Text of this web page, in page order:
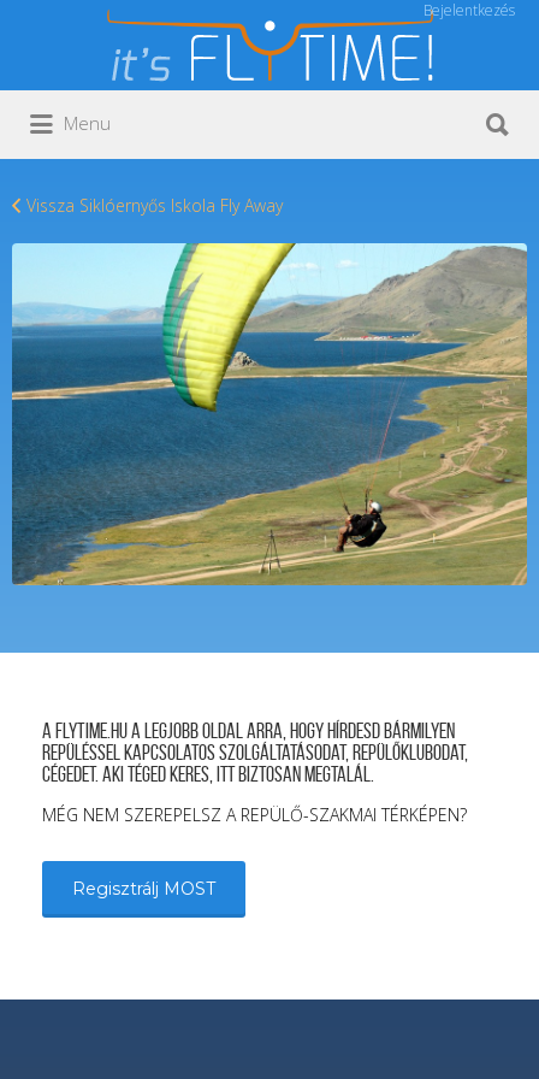
Bejelentkezés
Keresés:
Menu
Vissza Siklóernyős Iskola Fly Away
A FLYTIME.HU a legjobb oldal arra, hogy hírdesd bármilyen
repüléssel kapcsolatos szolgáltatásodat, repülőklubodat,
cégedet. Aki téged keres, itt biztosan megtalál.
MÉG NEM SZEREPELSZ A REPÜLŐ-SZAKMAI TÉRKÉPEN?
Regisztrálj MOST